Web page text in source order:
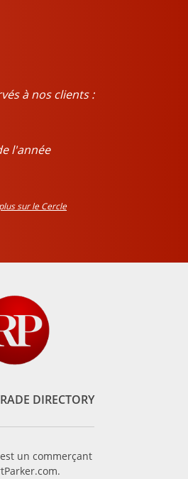
à nos clients :
l'année
sur le Cercle
DIRECTORY
un commerçant